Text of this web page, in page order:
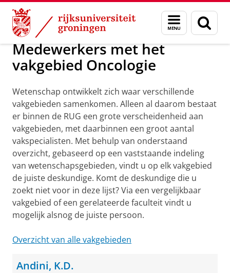
Skip
Content
Skip
Navigation
Menu
en
zoeken
Over ons Praktische zaken
Medewerkers met het
vakgebied Oncologie
Wetenschap ontwikkelt zich waar verschillende
vakgebieden samenkomen. Alleen al daarom bestaat
er binnen de RUG een grote verscheidenheid aan
vakgebieden, met daarbinnen een groot aantal
vakspecialisten. Met behulp van onderstaand
overzicht, gebaseerd op een vaststaande indeling
van wetenschapsgebieden, vindt u op elk vakgebied
de juiste deskundige. Komt de deskundige die u
zoekt niet voor in deze lijst? Via een vergelijkbaar
vakgebied of een gerelateerde faculteit vindt u
mogelijk alsnog de juiste persoon.
Overzicht van alle vakgebieden
Andini, K.D.